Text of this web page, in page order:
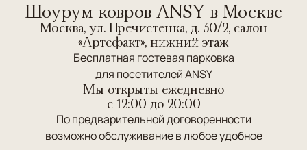
Шоурум ковров ANSY в Москве
Москва, ул. Пречистенка, д. 30/2, салон
«Артефакт», нижний этаж
Бесплатная гостевая парковка
для посетителей ANSY
Мы открыты ежедневно
c 12:00 до 20:00
По предварительной договоренности
возможно обслуживание в любое удобное